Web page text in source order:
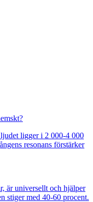
ligger i 2 000-4 000
resonans förstärker
är universellt och hjälper
stiger med 40-60 procent.